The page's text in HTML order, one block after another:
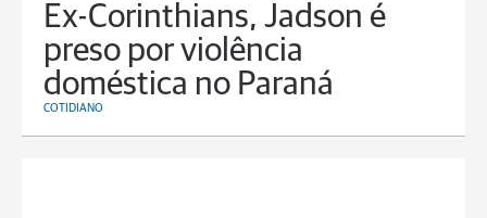
Ex-Corinthians, Jadson é
preso por violência
doméstica no Paraná
COTIDIANO